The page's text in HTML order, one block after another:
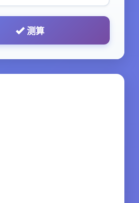
测算